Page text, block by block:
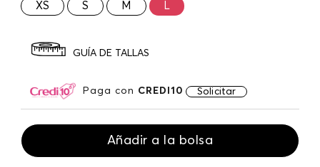
XS S M L
GUÍA DE TALLAS
Paga con CREDI10 Solicitar
Añadir a la bolsa